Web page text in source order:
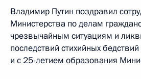
Владимир Путин поздравил
Министерства по делам
чрезвычайным ситуациям и
последствий стихийных
и с 25-летием образования